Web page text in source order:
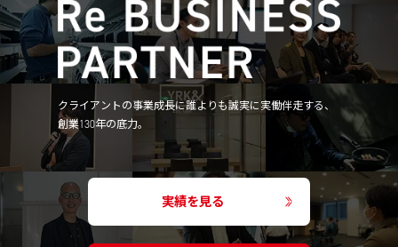
クライアントの事業成長に誰よりも誠実に実働伴走する、
創業130年の底力。
実績を見る